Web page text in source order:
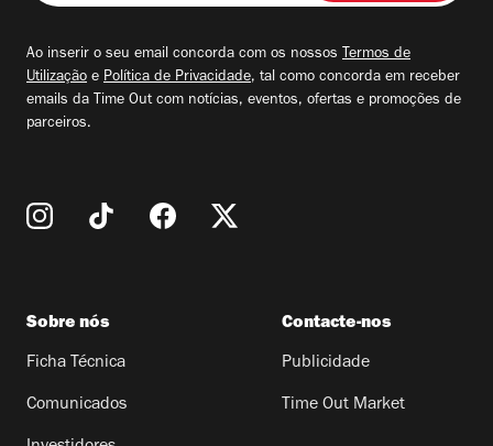
seu
Ao inserir o seu email concorda com os nossos Termos de
Utilização e Política de Privacidade, tal como concorda em receber
emails da Time Out com notícias, eventos, ofertas e promoções de
parceiros.
Sobre nós
Ficha Técnica
Comunicados
Contacte-nos
Publicidade
Time Out Market